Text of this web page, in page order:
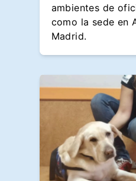
ambientes de
como la sede en
Madrid.